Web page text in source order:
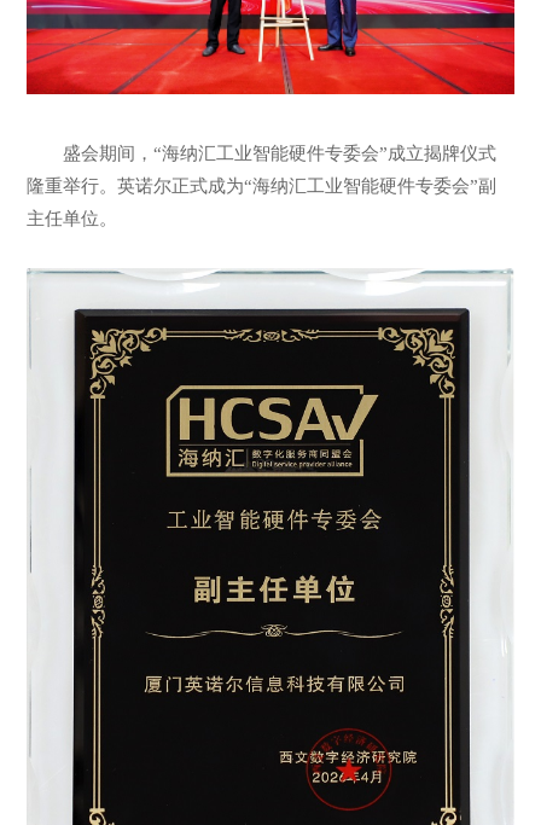
盛会期间，“海纳汇工业智能硬件专委会”成立揭牌仪式
隆重举行。英诺尔正式成为“海纳汇工业智能硬件专委会”副
主任单位。